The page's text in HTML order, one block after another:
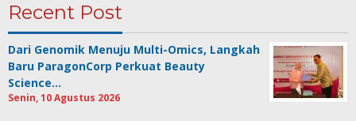
Recent Post
Dari Genomik Menuju Multi-Omics, Langkah
Baru ParagonCorp Perkuat Beauty
Science…
Senin, 10 Agustus 2026